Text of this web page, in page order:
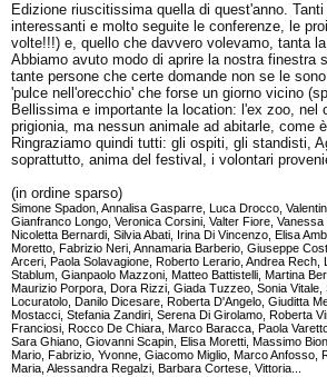
Edizione riuscitissima quella di quest'anno.
interessanti e molto seguite le conferenze, le
volte!!!) e, quello che davvero volevamo, tanta
Abbiamo avuto modo di aprire la nostra
tante persone che certe domande non se le
'pulce nell'orecchio' che forse un giorno vicino
Bellissima e importante la location: l'ex zoo, nel
prigionia, ma nessun animale ad abitarle, come
Ringraziamo quindi tutti: gli ospiti, gli standisti,
soprattutto, anima del festival, i volontari
(in ordine sparso)
Simone Spadon, Annalisa Gasparre, Luca Drocco,
Gianfranco Longo, Veronica Corsini, Valter Fiore,
Nicoletta Bernardi, Silvia Abati, Irina Di Vincenzo, Elisa
Moretto, Fabrizio Neri, Annamaria Barberio, Giuseppe
Arceri, Paola Solavagione, Roberto Lerario, Andrea
Stablum, Gianpaolo Mazzoni, Matteo Battistelli, Martina
Maurizio Porpora, Dora Rizzi, Giada Tuzzeo, Sonia
Locuratolo, Danilo Dicesare, Roberta D'Angelo, Giuditta
Mostacci, Stefania Zandiri, Serena Di Girolamo, Roberta
Franciosi, Rocco De Chiara, Marco Baracca, Paola
Sara Ghiano, Giovanni Scapin, Elisa Moretti, Massimo
Mario, Fabrizio, Yvonne, Giacomo Miglio, Marco
Maria, Alessandra Regalzi, Barbara Cortese, Vittoria...